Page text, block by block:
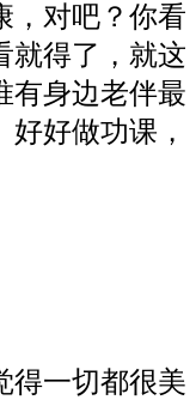
，对吧？你看
就得了 ， 就这
有身边老伴最
好好做功课，
得一切都很美